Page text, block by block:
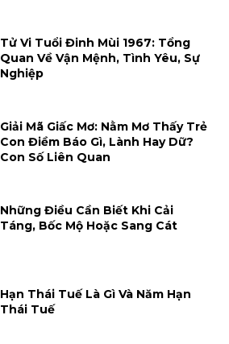
Tử Vi Tuổi Đinh Mùi 1967: Tổng
Quan Về Vận Mệnh, Tình Yêu, Sự
Nghiệp
Giải Mã Giấc Mơ: Nằm Mơ Thấy Trẻ
Con Điềm Báo Gì, Lành Hay Dữ?
Con Số Liên Quan
Những Điều Cần Biết Khi Cải
Táng, Bốc Mộ Hoặc Sang Cát
Hạn Thái Tuế Là Gì Và Năm Hạn
Thái Tuế